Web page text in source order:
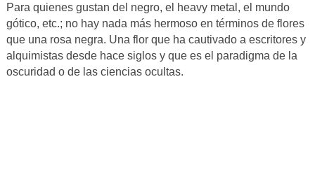
Para quienes gustan del negro, el heavy metal, el mundo
gótico, etc.; no hay nada más hermoso en términos de flores
que una rosa negra. Una flor que ha cautivado a escritores y
alquimistas desde hace siglos y que es el paradigma de la
oscuridad o de las ciencias ocultas.